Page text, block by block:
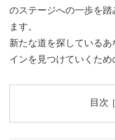
のステージへの一歩を
ます。
新たな道を探している
インを見つけていくため
目次